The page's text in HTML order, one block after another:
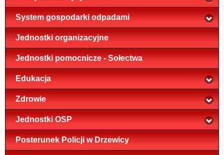
System gospodarki odpadami
Jednostki organizacyjne
Jednostki pomocnicze - Sołectwa
Edukacja
Zdrowie
Jednostki OSP
Posterunek Policji w Drzewicy